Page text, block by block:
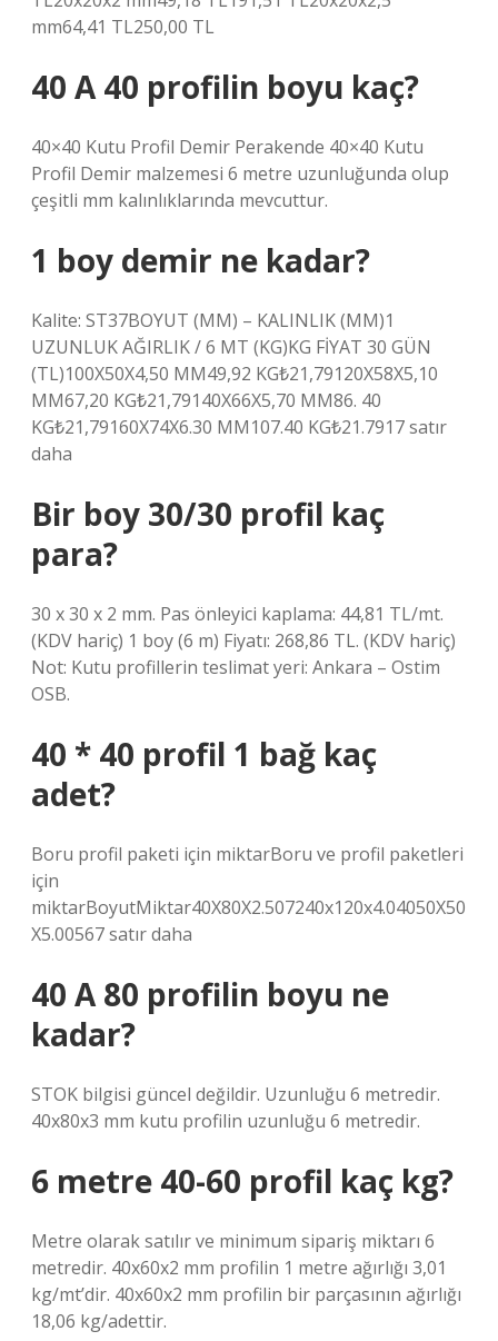
mm64,41 TL250,00 TL
40 A 40 profilin boyu kaç?
40×40 Kutu Profil Demir Perakende 40×40 Kutu
Profil Demir malzemesi 6 metre uzunluğunda olup
çeşitli mm kalınlıklarında mevcuttur.
1 boy demir ne kadar?
Kalite: ST37BOYUT (MM) – KALINLIK (MM)1
UZUNLUK AĞIRLIK / 6 MT (KG)KG FİYAT 30 GÜN
(TL)100X50X4,50 MM49,92 KG₺21,79120X58X5,10
MM67,20 KG₺21,79140X66X5,70 MM86. 40
KG₺21,79160X74X6.30 MM107.40 KG₺21.7917 satır
daha
Bir boy 30/30 profil kaç
para?
30 x 30 x 2 mm. Pas önleyici kaplama: 44,81 TL/mt.
(KDV hariç) 1 boy (6 m) Fiyatı: 268,86 TL. (KDV hariç)
Not: Kutu profillerin teslimat yeri: Ankara – Ostim
OSB.
40 * 40 profil 1 bağ kaç
adet?
Boru profil paketi için miktarBoru ve profil paketleri
için
miktarBoyutMiktar40X80X2.507240x120x4.04050X50
X5.00567 satır daha
40 A 80 profilin boyu ne
kadar?
STOK bilgisi güncel değildir. Uzunluğu 6 metredir.
40x80x3 mm kutu profilin uzunluğu 6 metredir.
6 metre 40-60 profil kaç kg?
Metre olarak satılır ve minimum sipariş miktarı 6
metredir. 40x60x2 mm profilin 1 metre ağırlığı 3,01
kg/mt’dir. 40x60x2 mm profilin bir parçasının ağırlığı
18,06 kg/adettir.